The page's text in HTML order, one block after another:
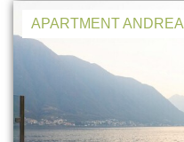
APARTMENT ANDREA